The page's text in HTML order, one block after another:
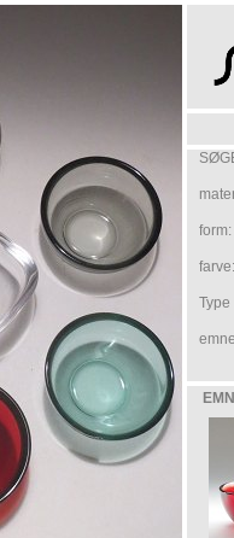
form:
farve:
Type